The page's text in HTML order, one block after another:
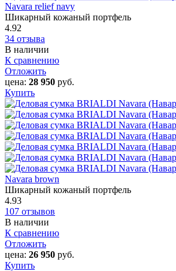
Navara relief navy
Шикарный кожаный портфель
4.92
34 отзыва
В наличии
К сравнению
Отложить
цена: 28 950 руб.
Купить
Navara brown
Шикарный кожаный портфель
4.93
107 отзывов
В наличии
К сравнению
Отложить
цена: 26 950 руб.
Купить